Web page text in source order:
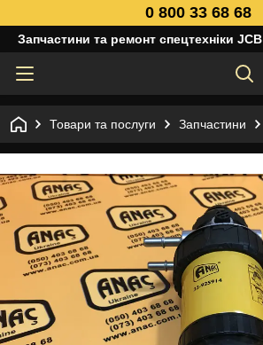
0 800 33 68 68
Запчастини та ремонт спецтехніки JCB
Товари та послуги Запчастини